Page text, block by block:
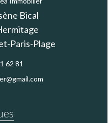
Bical
Paris-Plage
62 81